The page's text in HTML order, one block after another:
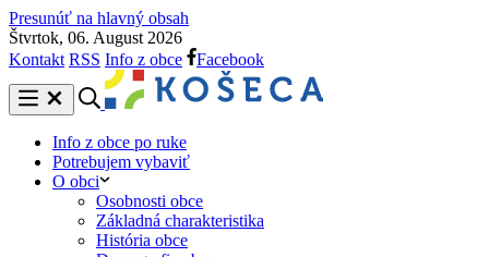
Presunúť na hlavný obsah
Štvrtok, 06. August 2026
Kontakt RSS Info z obce Facebook
Info z obce po ruke
Potrebujem vybaviť
O obci
Osobnosti obce
Základná charakteristika
História obce